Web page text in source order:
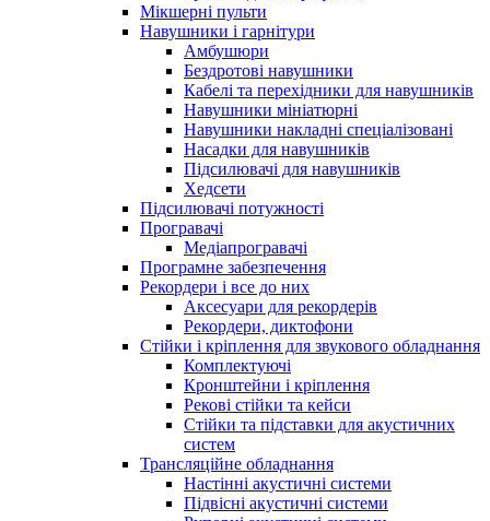
Мікшерні пульти
Навушники і гарнітури
Амбушюри
Бездротові навушники
Кабелі та перехідники для навушників
Навушники мініатюрні
Навушники накладні спеціалізовані
Насадки для навушників
Підсилювачі для навушників
Хедсети
Підсилювачі потужності
Програвачі
Медіапрогравачі
Програмне забезпечення
Рекордери і все до них
Аксесуари для рекордерів
Рекордери, диктофони
Стійки і кріплення для звукового обладнання
Комплектуючі
Кронштейни і кріплення
Рекові стійки та кейси
Стійки та підставки для акустичних
систем
Трансляційне обладнання
Настінні акустичні системи
Підвісні акустичні системи